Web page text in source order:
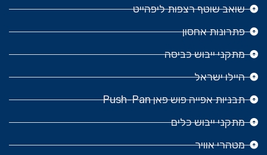
שואב שוטף רצפות ליפהייט
פתרונות אחסון
מתקני ייבוש כביסה
היילו ישראל
תבניות אפייה פוש פאן Push-Pan
מתקני ייבוש כלים
מטהרי אוויר